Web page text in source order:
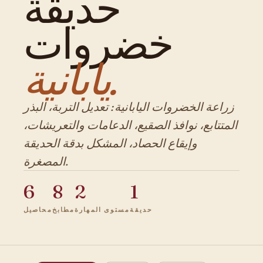
خضروات
يابانية.
زراعة الخضروات اليابانية: تعديل التربة، البذر
المتتابع، نوافذ الصقيع، الدعامات والتعريشات،
وإيقاع الحصاد، المشكل بدقة الحديقة
المصغرة.
6
محاصيل
8
مطابخ
2
مستوى المهارة
1
حديقة